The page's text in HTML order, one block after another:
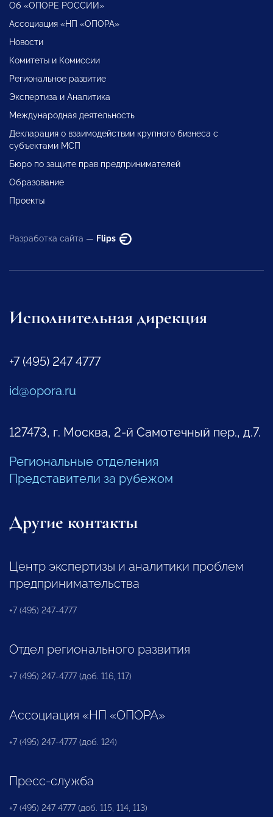
Об «ОПОРЕ РОССИИ»
Ассоциация «НП «ОПОРА»
Новости
Комитеты и Комиссии
Региональное развитие
Экспертиза и Аналитика
Международная деятельность
Декларация о взаимодействии крупного бизнеса с
субъектами МСП
Бюро по защите прав предпринимателей
Образование
Проекты
Разработка сайта — Flips
Исполнительная дирекция
+7 (495) 247 4777
id@opora.ru
127473, г. Москва, 2-й Самотечный пер., д.7.
Региональные отделения
Представители за рубежом
Другие контакты
Центр экспертизы и аналитики проблем
предпринимательства
+7 (495) 247-4777
Отдел регионального развития
+7 (495) 247-4777 (доб. 116, 117)
Ассоциация «НП «ОПОРА»
+7 (495) 247-4777 (доб. 124)
Пресс-служба
+7 (495) 247 4777 (доб. 115, 114, 113)